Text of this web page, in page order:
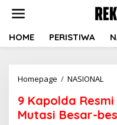
HOME PERISTIWA
Homepage / NASIONAL
9 Kapolda
Mutasi Besar-